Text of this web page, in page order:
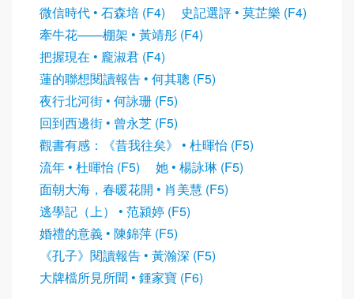
微信時代 • 石森培 (F4)
史記選評 • 莫芷樂 (F4)
牽牛花——棚架 • 黃靖彤 (F4)
把握現在 • 龐淑君 (F4)
蓮的聯想閱讀報告 • 何其聰 (F5)
夜行北河街 • 何詠珊 (F5)
回到西邊街 • 曾永芝 (F5)
觀書有感：《昔我往矣》 • 杜暉怡 (F5)
流年 • 杜暉怡 (F5)
她 • 楊詠琳 (F5)
面朝大海，春暖花開 • 肖美慧 (F5)
逃學記（上） • 范潁婷 (F5)
婚禮的意義 • 陳錦萍 (F5)
《孔子》閱讀報告 • 黃瀚深 (F5)
大牌檔所見所聞 • 鍾家寶 (F6)